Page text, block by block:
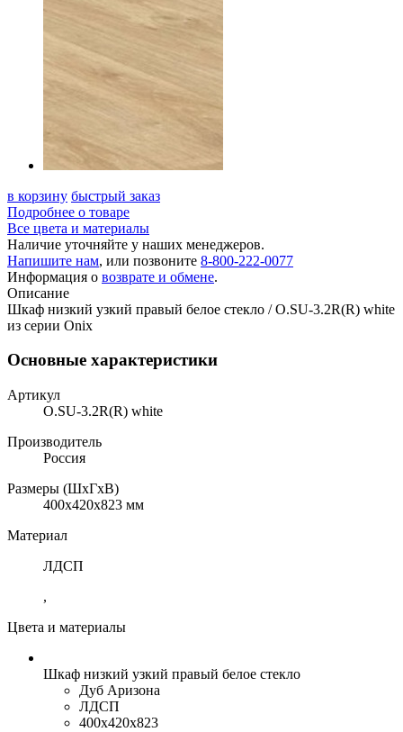
в корзину быстрый заказ
Подробнее о товаре
Все цвета и материалы
Наличие уточняйте у наших менеджеров.
Напишите нам, или позвоните 8-800-222-0077
Информация о возврате и обмене.
Описание
Шкаф низкий узкий правый белое стекло / O.SU-3.2R(R) white
из серии Onix
Основные характеристики
Артикул
O.SU-3.2R(R) white
Производитель
Россия
Размеры (ШхГхВ)
400x420x823 мм
Материал
ЛДСП
,
Цвета и материалы
Шкаф низкий узкий правый белое стекло
Дуб Аризона
ЛДСП
400x420x823